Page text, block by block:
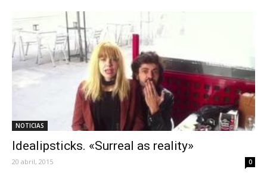
NOTICIAS
Idealipsticks. «Surreal as reality»
20 abril, 2015 0